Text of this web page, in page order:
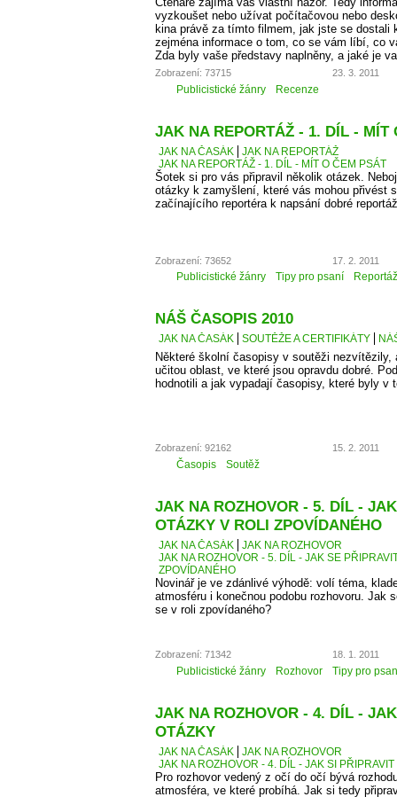
vyzkoušet nebo užívat počítačovou nebo
kina právě za tímto filmem, jak jste se dostali
zejména informace o tom, co se vám líbí, co
Zda byly vaše představy naplněny, a jaké je
Zobrazení: 73715 23. 3. 2011
Publicistické žánry Recenze
JAK NA REPORTÁŽ - 1. DÍL - MÍT
JAK NA ČASÁK
JAK NA REPORTÁŽ
JAK NA REPORTÁŽ - 1. DÍL - MÍT O ČEM PSÁT
Šotek si pro vás připravil několik otázek.
otázky k zamyšlení, které vás mohou přivést
začínajícího reportéra k napsání dobré
Zobrazení: 73652 17. 2. 2011
Publicistické žánry Tipy pro psaní Reportáž
NÁŠ ČASOPIS 2010
JAK NA ČASÁK SOUTĚŽE A CERTIFIKÁTY
Některé školní časopisy v soutěži
učitou oblast, ve které jsou opravdu dobré.
hodnotili a jak vypadají časopisy, které byly v
Zobrazení: 92162 15. 2. 2011
Časopis Soutěž
JAK NA ROZHOVOR - 5. DÍL -
OTÁZKY V ROLI ZPOVÍDANÉHO
JAK NA ČASÁK
JAK NA ROZHOVOR
JAK NA ROZHOVOR - 5. DÍL - JAK SE
ZPOVÍDANÉHO
Novinář je ve zdánlivé výhodě: volí téma,
atmosféru i konečnou podobu rozhovoru. Jak
se v roli zpovídaného?
Zobrazení: 71342 18. 1. 2011
Publicistické žánry Rozhovor Tipy pro
JAK NA ROZHOVOR - 4. DÍL -
OTÁZKY
JAK NA ČASÁK
JAK NA ROZHOVOR
JAK NA ROZHOVOR - 4. DÍL - JAK SI PŘIPRAVIT
Pro rozhovor vedený z očí do očí bývá
atmosféra, ve které probíhá. Jak si tedy